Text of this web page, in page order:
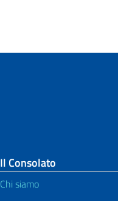
Il Consolato
Chi siamo